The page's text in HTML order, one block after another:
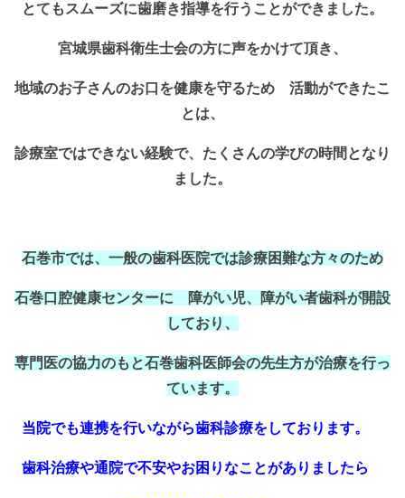
とてもスムーズに歯磨き指導を行うことができました。
宮城県歯科衛生士会の方に声をかけて頂き、
地域のお子さんのお口を健康を守るため 活動ができたこ
とは、
診療室ではできない経験で、 たくさんの学びの時間となり
ました。
石巻市では、一般の歯科医院では診療困難な方々のため
石巻口腔健康センターに 障がい児、障がい者歯科が開設
しており、
専門医の協力のもと石巻歯科医師会の先生方が治療を行っ
ています。
当院でも連携を行いながら歯科診療をしております。
歯科治療や通院で不安やお困りなことがありましたら